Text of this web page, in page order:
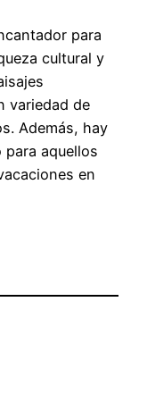
para
cultural y
variedad de
Además, hay
aquellos
en